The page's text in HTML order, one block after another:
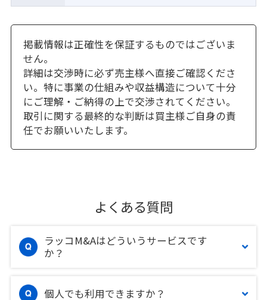
掲載情報は正確性を保証するものではございま
せん。
詳細は交渉時に必ず売主様へ直接ご確認くださ
い。特に事業の仕組みや収益構造について十分
にご理解・ご納得の上で交渉されてください。
取引に関する最終的な判断は買主様ご自身の責
任でお願いいたします。
よくある質問
ラッコM&Aはどういうサービスです
か？
個人でも利用できますか？